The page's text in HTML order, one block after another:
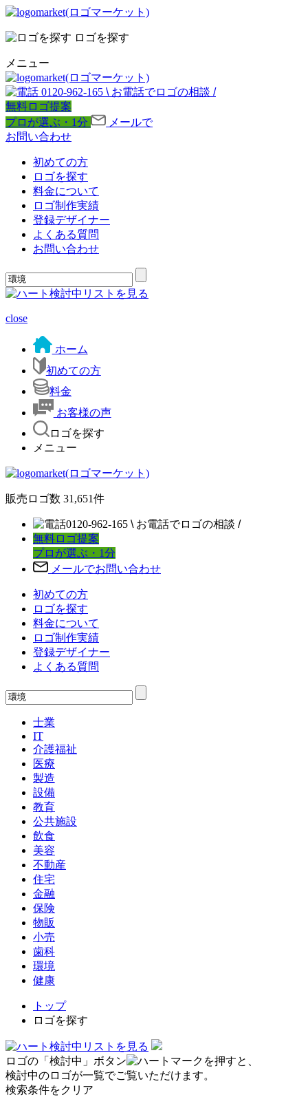
ロゴを探す
メニュー
0120-962-165 \ お電話でロゴの相談 /
無料ロゴ提案
プロが選ぶ・1分
メールで
お問い合わせ
初めての方
ロゴを探す
料金について
ロゴ制作実績
登録デザイナー
よくある質問
お問い合わせ
検討中リストを見る
close
ホーム
初めての方
料金
お客様の声
ロゴを探す
メニュー
販売ロゴ数 31,651件
0120-962-165 \ お電話でロゴの相談 /
無料ロゴ提案
プロが選ぶ・1分
メールでお問い合わせ
初めての方
ロゴを探す
料金について
ロゴ制作実績
登録デザイナー
よくある質問
士業
IT
介護福祉
医療
製造
設備
教育
公共施設
飲食
美容
不動産
住宅
金融
保険
物販
小売
歯科
環境
健康
トップ
ロゴを探す
検討中リストを見る
ロゴの「検討中」ボタン
を押すと、
検討中のロゴが一覧でご覧いただけます。
検索条件をクリア